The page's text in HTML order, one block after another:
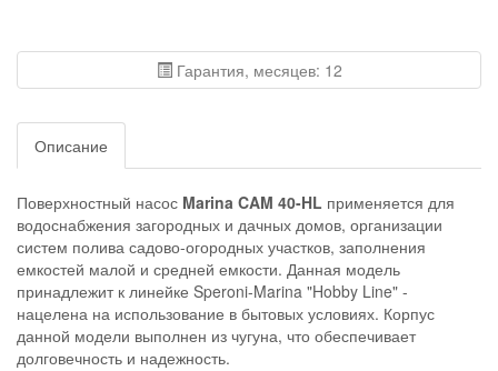
Гарантия, месяцев: 12
Описание
Поверхностный насос Marina CAM 40-HL применяется для
водоснабжения загородных и дачных домов, организации
систем полива садово-огородных участков, заполнения
емкостей малой и средней емкости. Данная модель
принадлежит к линейке Speroni-Marina "Hobby Line" -
нацелена на использование в бытовых условиях. Корпус
данной модели выполнен из чугуна, что обеспечивает
долговечность и надежность.